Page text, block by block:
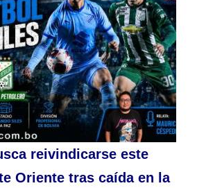
reivindicarse este
Oriente tras caída en la